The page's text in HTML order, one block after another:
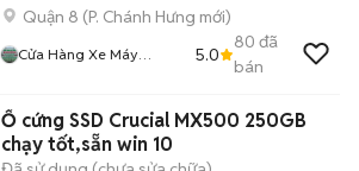
Quận 8 (P. Chánh Hưng mới)
Cửa Hàng Xe Máy
5.0
80 đã
bán
Ổ cứng SSD Crucial MX500 250GB
chạy tốt,sẵn win 10